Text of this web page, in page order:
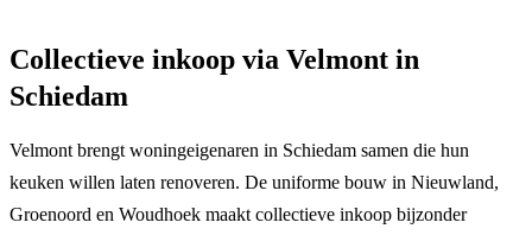
Collectieve inkoop via Velmont in
Schiedam
Velmont brengt woningeigenaren in Schiedam samen die hun
keuken willen laten renoveren. De uniforme bouw in Nieuwland,
Groenoord en Woudhoek maakt collectieve inkoop bijzonder